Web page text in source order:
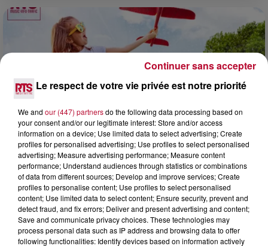
7 août 2026
NOS IDÉES DE SORTIE POUR CE WEEK-END
Comme tous les vendredis, voici une petite sélection des
rendez-vous à ne pas manquer dans le coin. Que vous ayez
envie de voyager à l'autre bout du monde,...
Le respect de votre vie privée est notre priorité
We and our (447) partnersdo the following data processing based on
your consent and/or our legitimate interest: Store and/or access
information on a device; Use limited data to select advertising; Create
profiles for personalised advertising; Use profiles to select personalised
advertising; Measure advertising performance; Measure content
performance; Understand audiences through statistics or combinations
of data from different sources; Develop and improve services; Create
profiles to personalise content; Use profiles to select personalised
content; Use limited data to select content; Ensure security, prevent and
detect fraud, and fix errors; Deliver and present advertising and content;
Save and communicate privacy choices. These technologies may
process personal data such as IP address and browsing data to offer
following functionalities: Identify devices based on information actively
Continuer sans accepter